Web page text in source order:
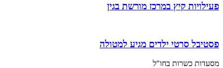
פעילויות קיץ במרכז מורשת בגין
פסטיבל סרטי ילדים מגיע למטולה
מסעדות כשרות בחו"ל